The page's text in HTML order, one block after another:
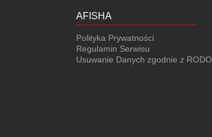
AFISHA
Polityka Prywatności
Regulamin Serwisu
Usuwanie Danych zgodnie z RODO